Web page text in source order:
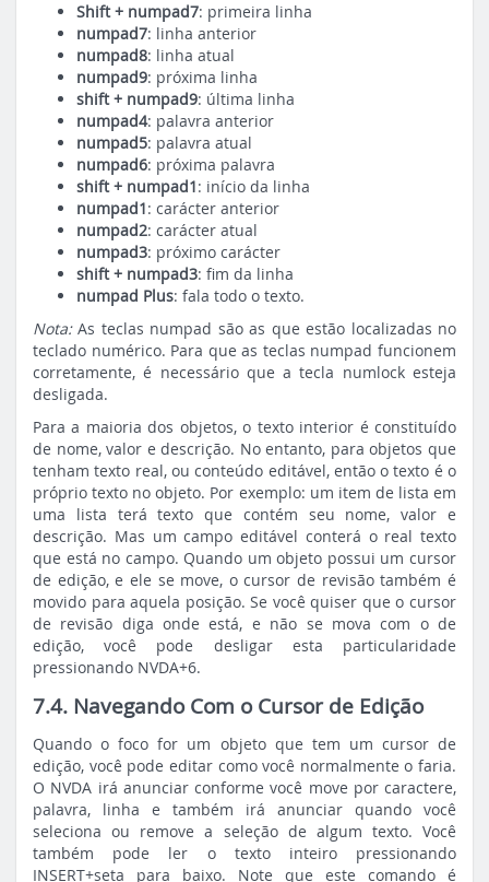
Shift + numpad7: primeira linha
numpad7: linha anterior
numpad8: linha atual
numpad9: próxima linha
shift + numpad9: última linha
numpad4: palavra anterior
numpad5: palavra atual
numpad6: próxima palavra
shift + numpad1: início da linha
numpad1: carácter anterior
numpad2: carácter atual
numpad3: próximo carácter
shift + numpad3: fim da linha
numpad Plus: fala todo o texto.
Nota:As teclas numpad são as que estão localizadas no
teclado numérico. Para que as teclas numpad funcionem
corretamente, é necessário que a tecla numlock esteja
desligada.
Para a maioria dos objetos, o texto interior é constituído
de nome, valor e descrição. No entanto, para objetos que
tenham texto real, ou conteúdo editável, então o texto é o
próprio texto no objeto. Por exemplo: um item de lista em
uma lista terá texto que contém seu nome, valor e
descrição. Mas um campo editável conterá o real texto
que está no campo. Quando um objeto possui um cursor
de edição, e ele se move, o cursor de revisão também é
movido para aquela posição. Se você quiser que o cursor
de revisão diga onde está, e não se mova com o de
edição, você pode desligar esta particularidade
pressionando NVDA+6.
7.4. Navegando Com o Cursor de Edição
Quando o foco for um objeto que tem um cursor de
edição, você pode editar como você normalmente o faria.
O NVDA irá anunciar conforme você move por caractere,
palavra, linha e também irá anunciar quando você
seleciona ou remove a seleção de algum texto. Você
também pode ler o texto inteiro pressionando
INSERT+seta para baixo. Note que este comando é